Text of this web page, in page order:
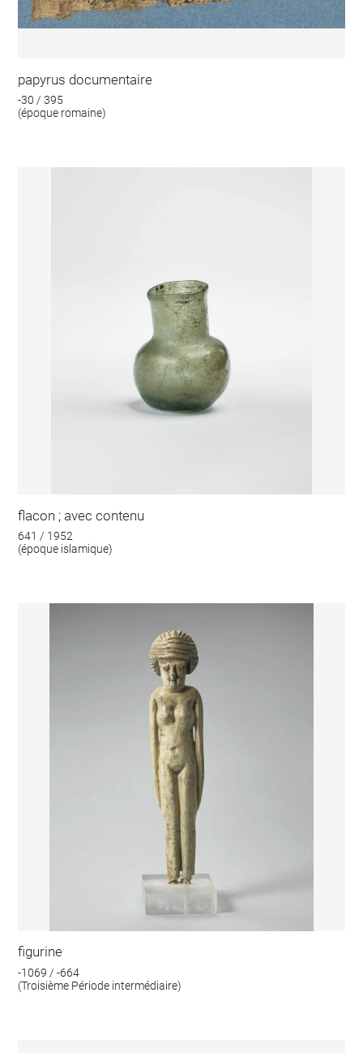
papyrus documentaire
-30 / 395
(époque romaine)
flacon ; avec contenu
641 / 1952
(époque islamique)
figurine
-1069 / -664
(Troisième Période intermédiaire)